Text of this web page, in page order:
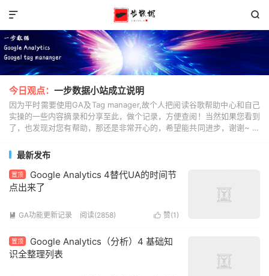


今日观点： 一步数据小站成立说明
因为平时需要使用GA及Tag manager,故个人把阅读谷歌帮助中心和自己
实操的一些内容摘录和分享至此，做个记录，方便查阅！当然如果您看到
了，也发现对您有帮助，那还是非常开心的，希望能共同进步，谢谢~ 顺
最新发布
置顶
Google Analytics 4替代UA的时间节
点出来了
 赞(1 )
 GA功能更新记录 阅读(2858)
置顶
Google Analytics（分析）4 基础知
识全整理列表